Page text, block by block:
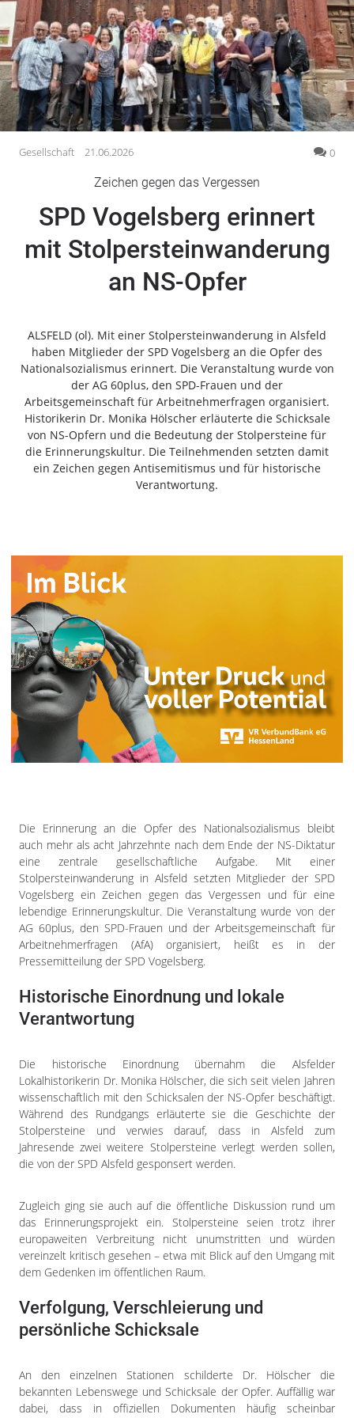
Gesundheit
Kultur
Lifestyle
Wirtschaft
Vogelsberg
Alsfeld
Romrod
Homberg
Ohm
Schotten
Antrifttal
Feldatal
Freiensteinau
Gemünden
Grebenau
Grebenhain
Herbstein
Kirtorf
Ulrichstein
Wartenberg
Schwalm
Fulda
Gießen
Impressum
Datenschutzerklärung
Gesellschaft 21.06.2026 0
Zeichen gegen das Vergessen
SPD Vogelsberg erinnert
mit Stolpersteinwanderung
an NS-Opfer
ALSFELD (ol). Mit einer Stolpersteinwanderung in Alsfeld
haben Mitglieder der SPD Vogelsberg an die Opfer des
Nationalsozialismus erinnert. Die Veranstaltung wurde von
der AG 60plus, den SPD-Frauen und der
Arbeitsgemeinschaft für Arbeitnehmerfragen organisiert.
Historikerin Dr. Monika Hölscher erläuterte die Schicksale
von NS-Opfern und die Bedeutung der Stolpersteine für
die Erinnerungskultur. Die Teilnehmenden setzten damit
ein Zeichen gegen Antisemitismus und für historische
Verantwortung.
Die Erinnerung an die Opfer des Nationalsozialismus bleibt
auch mehr als acht Jahrzehnte nach dem Ende der NS-Diktatur
eine zentrale gesellschaftliche Aufgabe. Mit einer
Stolpersteinwanderung in Alsfeld setzten Mitglieder der SPD
Vogelsberg ein Zeichen gegen das Vergessen und für eine
lebendige Erinnerungskultur. Die Veranstaltung wurde von der
AG 60plus, den SPD-Frauen und der Arbeitsgemeinschaft für
Arbeitnehmerfragen (AfA) organisiert, heißt es in der
Pressemitteilung der SPD Vogelsberg.
Historische Einordnung und lokale
Verantwortung
Die historische Einordnung übernahm die Alsfelder
Lokalhistorikerin Dr. Monika Hölscher, die sich seit vielen Jahren
wissenschaftlich mit den Schicksalen der NS-Opfer beschäftigt.
Während des Rundgangs erläuterte sie die Geschichte der
Stolpersteine und verwies darauf, dass in Alsfeld zum
Jahresende zwei weitere Stolpersteine verlegt werden sollen,
die von der SPD Alsfeld gesponsert werden.
Zugleich ging sie auch auf die öffentliche Diskussion rund um
das Erinnerungsprojekt ein. Stolpersteine seien trotz ihrer
europaweiten Verbreitung nicht unumstritten und würden
vereinzelt kritisch gesehen – etwa mit Blick auf den Umgang mit
dem Gedenken im öffentlichen Raum.
Verfolgung, Verschleierung und
persönliche Schicksale
An den einzelnen Stationen schilderte Dr. Hölscher die
bekannten Lebenswege und Schicksale der Opfer. Auffällig war
dabei, dass in offiziellen Dokumenten häufig scheinbar